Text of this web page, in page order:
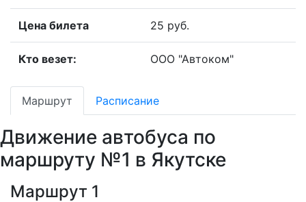
Цена билета 25 руб.
Кто везет: ООО "Автоком"
Маршрут Расписание
Движение автобуса по
маршруту №1 в Якутске
Маршрут 1